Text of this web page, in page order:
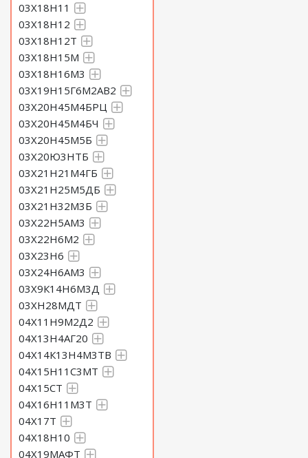
03Х18Н11
03Х18Н12
03Х18Н12Т
03Х18Н15М
03Х18Н16М3
03Х19Н15Г6М2АВ2
03Х20Н45М4БРЦ
03Х20Н45М4БЧ
03Х20Н45М5Б
03Х20Ю3НТБ
03Х21Н21М4ГБ
03Х21Н25М5ДБ
03Х21Н32М3Б
03Х22Н5АМ3
03Х22Н6М2
03Х23Н6
03Х24Н6АМ3
03Х9К14Н6М3Д
03ХН28МДТ
04Х11Н9М2Д2
04Х13Н4АГ20
04Х14К13Н4М3ТВ
04Х15Н11С3МТ
04Х15СТ
04Х16Н11М3Т
04Х17Т
04Х18Н10
04Х19МАФТ